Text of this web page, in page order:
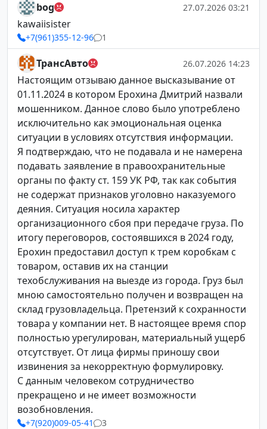
bog 27.07.2026 03:21
kawaiisister
+7(961)355-12-96 1
ТрансАвто 26.07.2026 14:23
Настоящим отзываю данное высказывание от
01.11.2024 в котором Ерохина Дмитрий назвали
мошенником. Данное слово было употреблено
исключительно как эмоциональная оценка
ситуации в условиях отсутствия информации.
Я подтверждаю, что не подавала и не намерена
подавать заявление в правоохранительные
органы по факту ст. 159 УК РФ, так как события
не содержат признаков уголовно наказуемого
деяния. Ситуация носила характер
организационного сбоя при передаче груза. По
итогу переговоров, состоявшихся в 2024 году,
Ерохин предоставил доступ к трем коробкам с
товаром, оставив их на станции
техобслуживания на выезде из города. Груз был
мною самостоятельно получен и возвращен на
склад грузовладельца. Претензий к сохранности
товара у компании нет. В настоящее время спор
полностью урегулирован, материальный ущерб
отсутствует. От лица фирмы приношу свои
извинения за некорректную формулировку.
С данным человеком сотрудничество
прекращено и не имеет возможности
возобновления.
+7(920)009-05-41 3